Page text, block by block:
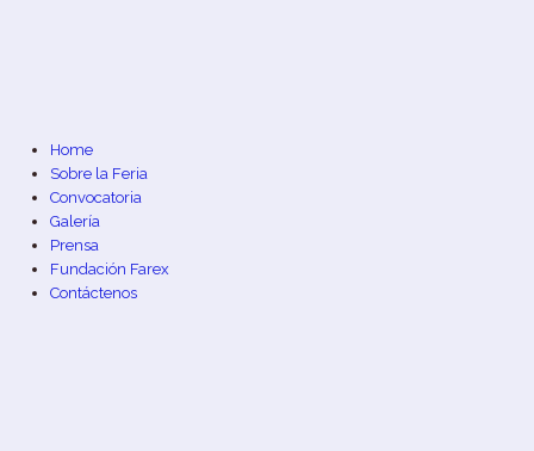
Home
Sobre la Feria
Convocatoria
Galería
Prensa
Fundación Farex
Contáctenos